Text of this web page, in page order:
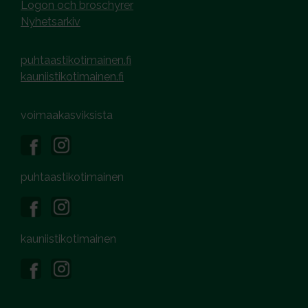
Logon och broschyrer
Nyhetsarkiv
puhtaastikotimainen.fi
kauniistikotimainen.fi
voimaakasviksista
puhtaastikotimainen
kauniistikotimainen